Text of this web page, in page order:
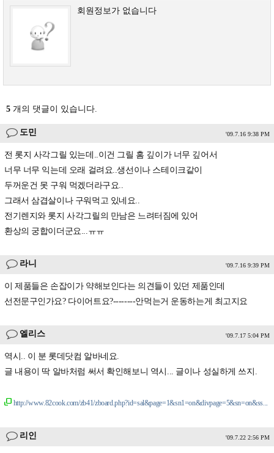
회원정보가 없습니다
5 개의 댓글이 있습니다.
도민 '09.7.16 9:38 PM
전 롯지 사각그릴 있는데..이건 그릴 홈 깊이가 너무 깊어서
너무 너무 익는데 오래 걸려요..생선이나 스테이크같이
두꺼운건 못 구워 먹겠더라구요..
그래서 삼겹살이나 구워먹고 있네요..
전기렌지와 롯지 사각그릴의 만남은 느려터짐에 있어
환상의 궁합이더군요...ㅠㅠ
라니 '09.7.16 9:39 PM
이 제품들은 손잡이가 약해보인다는 의견들이 있던 제품인데
선전문구인가요? 다이어트요?--------안먹는거 운동하는게 최고지요
엘리스 '09.7.17 5:04 PM
역시.. 이 분 롯데닷컴 알바네요.
글 내용이 딱 알바처럼 써서 확인해보니 역시... 글이나 성실하게 쓰지.
http://www.82cook.com/zb41/zboard.php?id=sal&page=1&sn1=on&divpage=5&sn=on&ss...
리인 '09.7.22 2:56 PM